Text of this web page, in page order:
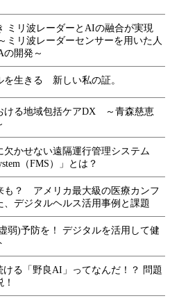
ミリ波レーダーとAIの融合が実現
ミリ波レーダーセンサーを用いた人
の開発～
を生きる 新しい私の証。
ける地域包括ケアDX ～青森慈恵
欠かせない遠隔運行管理システム
（FMS）」とは？
も？ アメリカ最大級の医療カンフ
、デジタルヘルス活用事例と課題
弱)予防を！ デジタルを活用して健
る「野良AI」ってなんだ！？ 問題